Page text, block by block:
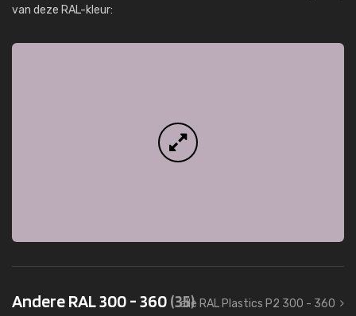
van deze RAL-kleur:
Andere RAL 300 - 360(35)
alle RAL Plastics P2 300 - 360